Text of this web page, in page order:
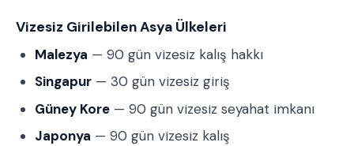
Vizesiz Girilebilen Asya Ülkeleri
Malezya — 90 gün vizesiz kalış hakkı
Singapur — 30 gün vizesiz giriş
Güney Kore — 90 gün vizesiz seyahat imkanı
Japonya — 90 gün vizesiz kalış